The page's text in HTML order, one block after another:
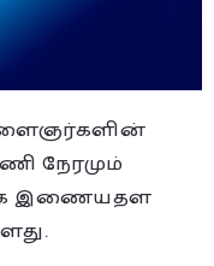
நேரமும்
இணையதள